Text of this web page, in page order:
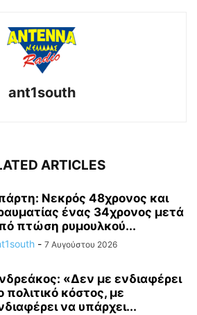
ant1south
ARTICLES
Νεκρός 48χρονος και
ένας 34χρονος μετά
πτώση ρυμουλκού...
- 7 Αυγούστου 2026
«Δεν με ενδιαφέρει
πολιτικό κόστος, με
να υπάρχει...